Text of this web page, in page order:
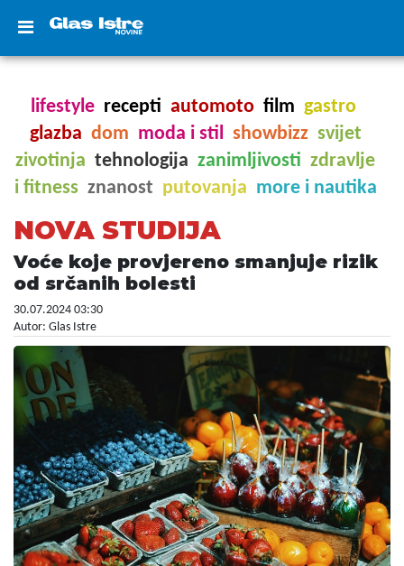
lifestyle recepti automoto film gastro
glazba dom moda i stil showbizz svijet
zivotinja tehnologija zanimljivosti zdravlje
i fitness znanost putovanja more i nautika
NOVA STUDIJA
Voće koje provjereno smanjuje rizik
od srčanih bolesti
30.07.2024 03:30
Autor: Glas Istre